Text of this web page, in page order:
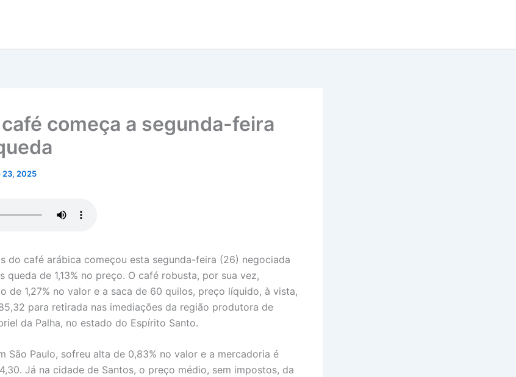
começa a segunda-feira
23, 2025
do café arábica começou esta segunda-feira (26) negociada
queda de 1,13% no preço. O café robusta, por sua vez,
de 1,27% no valor e a saca de 60 quilos, preço líquido, à vista,
para retirada nas imediações da região produtora de
da Palha, no estado do Espírito Santo.
São Paulo, sofreu alta de 0,83% no valor e a mercadoria é
Já na cidade de Santos, o preço médio, sem impostos, da